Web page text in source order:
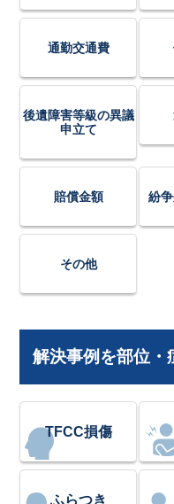
通勤交通費
後遺障害等級の異議
申立て
賠償金額 紛
その他
解決事例を部位・
TFCC損傷
ふらつき